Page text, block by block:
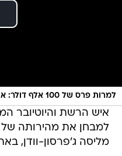
למרות פרס של 100 אלף דולר: אישה אחת ניצחה 100 גברים
איש הרשת והיוטיובר
למבחן את מהירותה
מליסה ג'פרסון-וודן,